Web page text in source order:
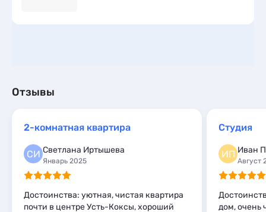
Отзывы
2-комнатная квартира
СИ Светлана Иртышева
Январь 2025
Достоинства: уютная, чистая квартира
почти в центре Усть-Коксы, хороший
Студия
ИП Иван
Август
дом, очень